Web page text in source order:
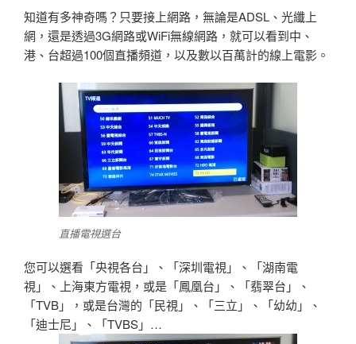
知道有多神奇嗎？只要接上網路，無論是ADSL、光纖上
網，還是透過3G網路或WiFi無線網路，就可以看到中、
港、台超過100個直播頻道，以及數以百萬計的線上電影。
直播電視選台
您可以選看「央視各台」、「深圳電視」、「湖南電
視」、上海東方電視，或是「鳳凰台」、「翡翠台」、
「TVB」，或是台灣的「民視」、「三立」、「幼幼」、
「迪士尼」、「TVBS」…